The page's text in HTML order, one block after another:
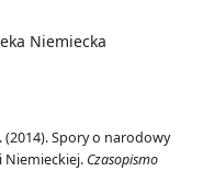
Niemiecka
(2014). Spory o narodowy
Niemieckiej. Czasopismo